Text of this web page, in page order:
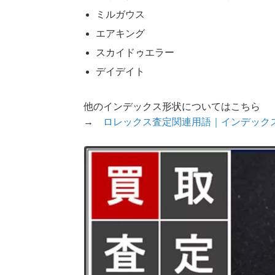
ミルガウス
エアキング
スカイドゥエラー
デイデイト
他のインデックス形状についてはこちら
→
ロレックス査定関連用語｜インデック